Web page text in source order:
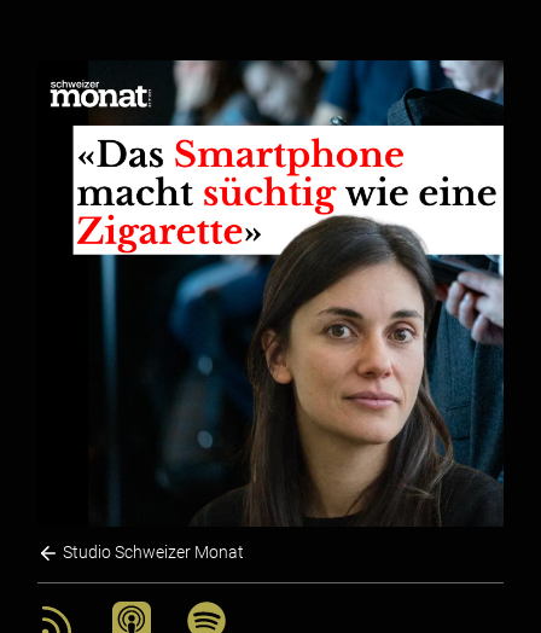
Studio Schweizer Monat